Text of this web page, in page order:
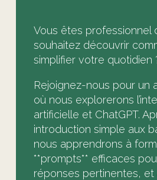
Vous êtes professionnel
souhaitez découvrir
simplifier votre quotidien
Rejoignez-nous pour un
où nous explorerons
artificielle et ChatGPT.
introduction simple aux
nous apprendrons à
**prompts** efficaces
réponses pertinentes, et